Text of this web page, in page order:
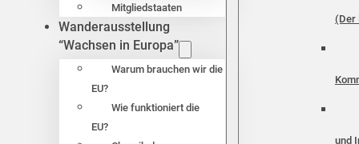
Mitgliedstaaten
Wanderausstellung
“Wachsen in Europa”
Warum brauchen wir die
EU?
Wie funktioniert die
EU?
(Der
und